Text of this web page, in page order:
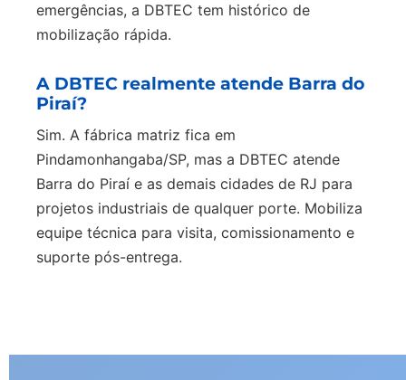
emergências, a DBTEC tem histórico de
mobilização rápida.
A DBTEC realmente atende Barra do
Piraí?
Sim. A fábrica matriz fica em
Pindamonhangaba/SP, mas a DBTEC atende
Barra do Piraí e as demais cidades de RJ para
projetos industriais de qualquer porte. Mobiliza
equipe técnica para visita, comissionamento e
suporte pós-entrega.